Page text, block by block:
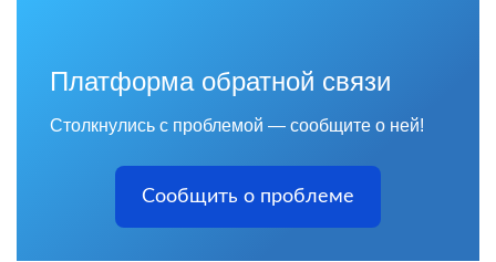
Платформа обратной связи
Столкнулись с проблемой — сообщите о ней!
Сообщить о проблеме